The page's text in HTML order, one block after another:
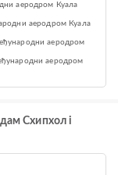
аеродром Куала
аеродром Куала
аеродром
аеродром
Схипхол i